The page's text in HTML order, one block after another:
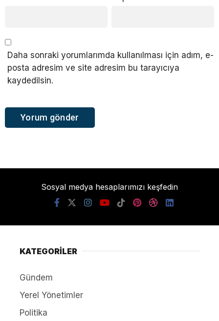
Daha sonraki yorumlarımda kullanılması için adım, e-
posta adresim ve site adresim bu tarayıcıya
kaydedilsin.
Sosyal medya hesaplarımızı keşfedin
KATEGORİLER
Gündem
Yerel Yönetimler
Politika